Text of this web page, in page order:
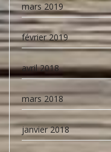
mars 2019
février 2019
avril 2018
mars 2018
janvier 2018